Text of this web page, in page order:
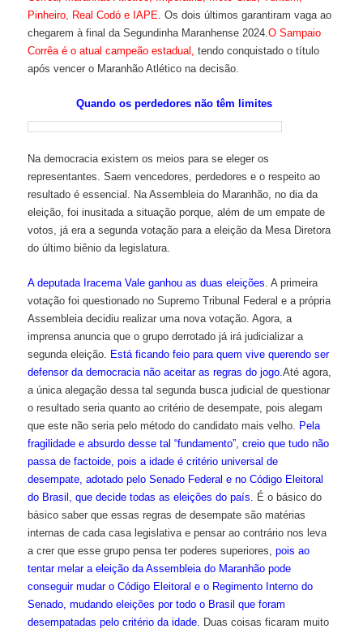
Pinheiro, Real Codó e IAPE. Os dois últimos garantiram vaga ao
chegarem à final da Segundinha Maranhense 2024.O Sampaio
Corrêa é o atual campeão estadual, tendo conquistado o título
após vencer o Maranhão Atlético na decisão.
Quando os perdedores não têm limites
Na democracia existem os meios para se eleger os
representantes. Saem vencedores, perdedores e o respeito ao
resultado é essencial. Na Assembleia do Maranhão, no dia da
eleição, foi inusitada a situação porque, além de um empate de
votos, já era a segunda votação para a eleição da Mesa Diretora
do último biênio da legislatura.
A deputada Iracema Vale ganhou as duas eleições. A primeira
votação foi questionado no Supremo Tribunal Federal e a própria
Assembleia decidiu realizar uma nova votação. Agora, a
imprensa anuncia que o grupo derrotado já irá judicializar a
segunda eleição. Está ficando feio para quem vive querendo ser
defensor da democracia não aceitar as regras do jogo.Até agora,
a única alegação dessa tal segunda busca judicial de questionar
o resultado seria quanto ao critério de desempate, pois alegam
que este não seria pelo método do candidato mais velho. Pela
fragilidade e absurdo desse tal “fundamento”, creio que tudo não
passa de factoide, pois a idade é critério universal de
desempate, adotado pelo Senado Federal e no Código Eleitoral
do Brasil, que decide todas as eleições do país. É o básico do
básico saber que essas regras de desempate são matérias
internas de cada casa legislativa e pensar ao contrário nos leva
a crer que esse grupo pensa ter poderes superiores,pois ao
tentar melar a eleição da Assembleia do Maranhão pode
conseguir mudar o Código Eleitoral e o Regimento Interno do
Senado, mudando eleições por todo o Brasil que foram
desempatadas pelo critério da idade. Duas coisas ficaram muito